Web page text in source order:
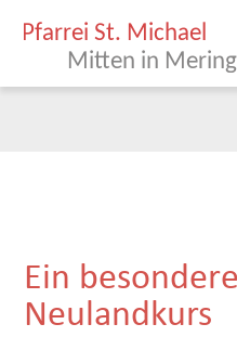
Taufe
Kommunion
Firmung
Ehe
Brautleutetag
Gottesdienste
Beichte
Weihe
Krankensalbung
Kirchenmusik
Ein
Neulandkurs